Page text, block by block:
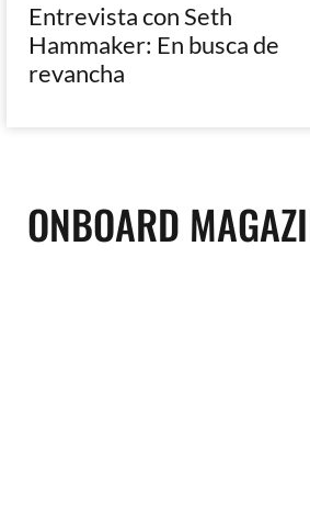
Entrevista con Seth
Hammaker: En busca de
revancha
ONBOARD